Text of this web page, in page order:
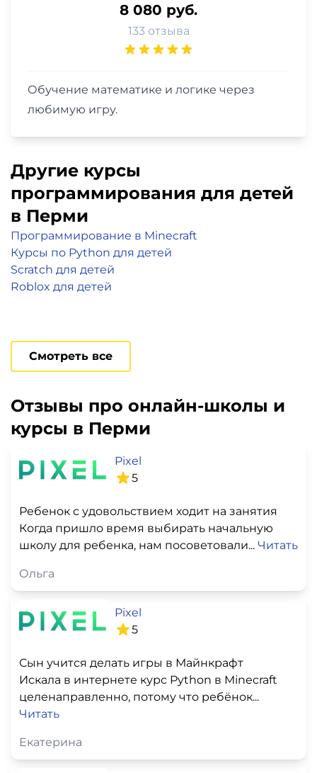
8 080 руб.
133 отзыва
Обучение математике и логике через
любимую игру.
Другие курсы
программирования для детей
в Перми
Программирование в Minecraft
Курсы по Python для детей
Scratch для детей
Roblox для детей
Смотреть все
Отзывы про онлайн-школы и
курсы в Перми
Pixel
5
Ребенок с удовольствием ходит на занятия
Когда пришло время выбирать начальную
школу для ребенка, нам посоветовали... Читать
Ольга
Pixel
5
Сын учится делать игры в Майнкрафт
Искала в интернете курс Python в Minecraft
целенаправленно, потому что ребёнок...
Читать
Екатерина